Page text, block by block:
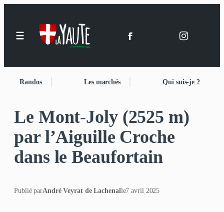
Randos Les marchés Qui suis-je ?
Le Mont-Joly (2525 m)
par l’Aiguille Croche
dans le Beaufortain
Publié parAndré Veyrat de Lachenalle7 avril 2025